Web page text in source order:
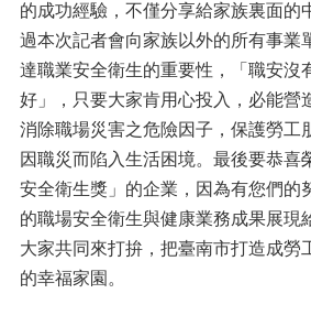
的成功經驗，不僅分享給家族裏面的
過本次記者會向家族以外的所有事業
達職業安全衛生的重要性，「職安沒
好」，只要大家肯用心投入，必能營
消除職場災害之危險因子，保護勞工
因職災而陷入生活困境。最後要恭喜
安全衛生獎」的企業，因為有您們的
的職場安全衛生與健康業務成果展現
大家共同來打拚，把臺南市打造成勞
的幸福家園。